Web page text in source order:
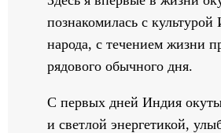
познакомилась с культурой
народа, с течением жизни
рядового обычного дня.
С первых дней Индия
и светлой энергетикой,